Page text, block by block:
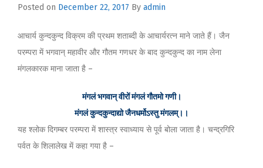
Posted on December 22, 2017 By admin
आचार्य कुन्दकुन्द विक्रम की प्रथम शताब्दी के आचार्यरत्न माने जाते हैं। जैन
परम्परा में भगवान् महावीर और गौतम गणधर के बाद कुन्दकुन्द का नाम लेना
मंगलकारक माना जाता है –
मंगलं भगवान् वीरों मंगलं गौतमो गणी।
मंगलं कुन्दकुन्दाद्यो जैनधर्मोऽस्तु मंगलम्।।
यह श्लोक दिगम्बर परम्परा में शास्त्र स्वाध्याय से पूर्व बोला जाता है। चन्द्रगिरि
पर्वत के शिलालेख में कहा गया है –